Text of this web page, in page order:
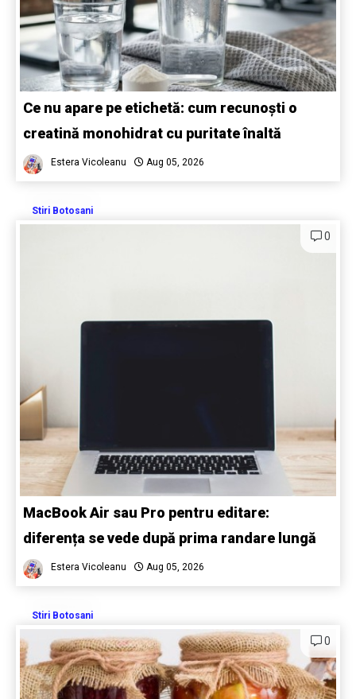
Ce nu apare pe etichetă: cum recunoști o
creatină monohidrat cu puritate înaltă
Estera Vicoleanu Aug 05, 2026
Stiri Botosani
0
MacBook Air sau Pro pentru editare:
diferența se vede după prima randare lungă
Estera Vicoleanu Aug 05, 2026
Stiri Botosani
0